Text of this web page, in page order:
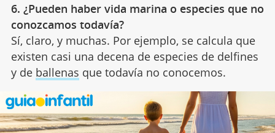
6. ¿Pueden haber vida marina o especies que no
conozcamos todavía?
Sí, claro, y muchas. Por ejemplo, se calcula que
existen casi una decena de especies de delfines
y de ballenas que todavía no conocemos.